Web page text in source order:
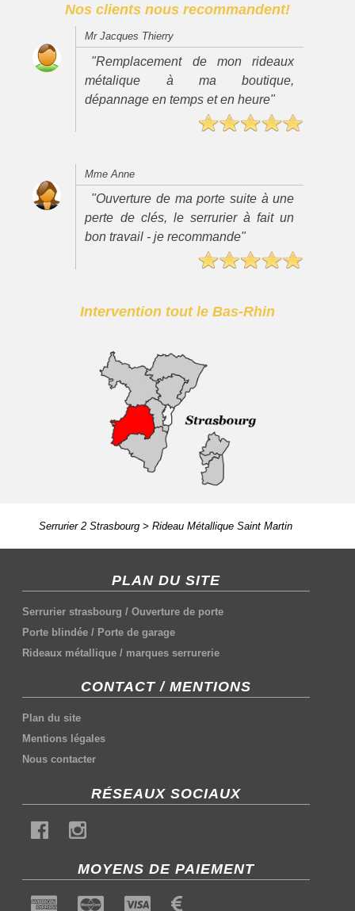
Nos clients nous recommandent!
Mr Jacques Thierry
"Remplacement de mon rideaux
métalique à ma boutique,
dépannage en temps et en heure"
Mme Anne
"Ouverture de ma porte suite à une
perte de clés, le serrurier à fait un
bon travail - je recommande"
Intervention tout le Bas-Rhin
Serrurier 2 Strasbourg> Rideau Métallique Saint Martin
PLAN DU SITE
Serrurier strasbourg /Ouverture de porte
Porte blindée / Porte de garage
Rideaux métallique / marques serrurerie
CONTACT / MENTIONS
Plan du site
Mentions légales
Nous contacter
RÉSEAUX SOCIAUX
MOYENS DE PAIEMENT